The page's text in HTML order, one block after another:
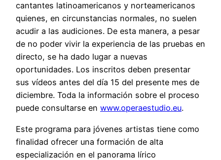
cantantes latinoamericanos y norteamericanos
quienes, en circunstancias normales, no suelen
acudir a las audiciones. De esta manera, a pesar
de no poder vivir la experiencia de las pruebas en
directo, se ha dado lugar a nuevas
oportunidades. Los inscritos deben presentar
sus vídeos antes del día 15 del presente mes de
diciembre. Toda la información sobre el proceso
puede consultarse en www.operaestudio.eu.
Este programa para jóvenes artistas tiene como
finalidad ofrecer una formación de alta
especialización en el panorama lírico